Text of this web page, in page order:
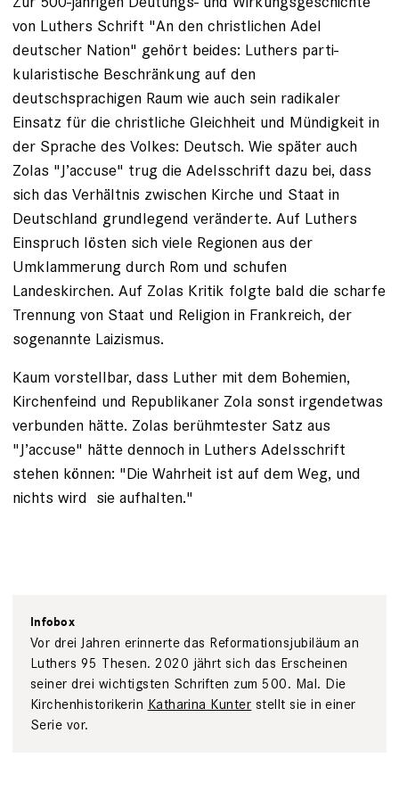
von Luthers Schrift "An den christlichen Adel
deutscher Nation" gehört beides: Luthers parti­
kularistische Beschränkung auf den
deutschsprachigen Raum wie auch sein ­radikaler
Einsatz für die christliche Gleichheit und Mündigkeit in
der ­Sprache des Volkes: Deutsch. Wie später auch
Zolas "J’accuse" trug die Adelsschrift dazu bei, dass
sich das Verhältnis zwischen Kirche und Staat in
Deutschland grundlegend veränderte. Auf Luthers
Einspruch lösten sich viele Regionen aus der
Umklammerung durch Rom und ­schufen
Landeskirchen. Auf Zolas Kritik folgte bald die scharfe
Trennung von Staat und Religion in Frankreich, der
sogenannte Laizismus.
Kaum vorstellbar, dass Luther mit dem ­Bohemien,
Kirchenfeind und Republikaner Zola sonst irgendetwas
verbunden hätte. Zolas berühmtester Satz aus
"J’accuse" hätte dennoch in Luthers Adelsschrift
stehen können: "Die Wahrheit ist auf dem Weg, und
nichts wird ­ sie aufhalten."
Infobox
Vor drei Jahren ­er­innerte das Reformationsjubiläum an
Luthers 95 Thesen. 2020 jährt sich das Erscheinen
seiner drei wichtigsten Schriften zum 500. Mal. Die
Kirchenhistorikerin Katharina Kunter stellt sie in einer
Serie vor.